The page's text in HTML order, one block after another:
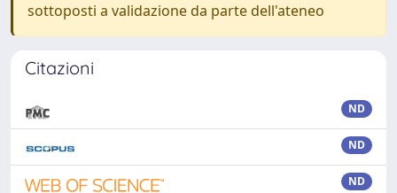
sottoposti a validazione da parte dell'ateneo
Citazioni
ND
ND
ND